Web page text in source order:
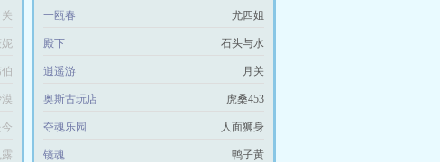
关
妮
一瓯春 尤四姐
殿下 石头与水
逍遥游 月关
奥斯古玩店 虎桑453
夺魂乐园 人面狮身
镜魂 鸭子黄